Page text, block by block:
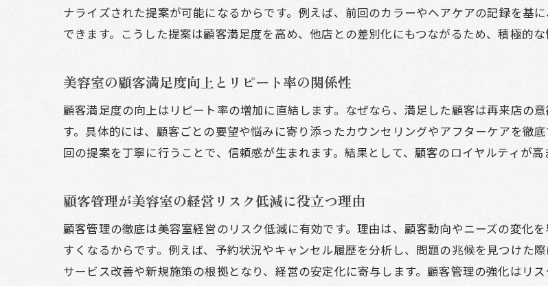
個人サロンがエクセルでリピーター増
無料アプリを活用した美容室の管理術とは
無料アプリで美容室の予約管理をスム
美容室顧客管理を無料で始める際の注
サロン顧客管理無料アプリの機能比較
美容室の情報共有を無料アプリで効率
顧客情報をもとにしたサービス向上の秘訣
美容室の顧客情報分析で満足度アップ
美容室顧客管理でサービス提案を最適
顧客データ活用が美容室のリピーター
ナライズされた提案が可能になるからです。例えば、前回のカラーやヘアケアの記録を基
できます。こうした提案は顧客満足度を高め、他店との差別化にもつながるため、積極的な
美容室の顧客満足度向上とリピート率の関係性
顧客満足度の向上はリピート率の増加に直結します。なぜなら、満足した顧客は再来店の
す。具体的には、顧客ごとの要望や悩みに寄り添ったカウンセリングやアフターケアを徹
回の提案を丁寧に行うことで、信頼感が生まれます。結果として、顧客のロイヤルティが高
顧客管理が美容室の経営リスク低減に役立つ理由
顧客管理の徹底は美容室経営のリスク低減に有効です。理由は、顧客動向やニーズの変化
すくなるからです。例えば、予約状況やキャンセル履歴を分析し、問題の兆候を見つけた
サービス改善や新規施策の根拠となり、経営の安定化に寄与します。顧客管理の強化はリス